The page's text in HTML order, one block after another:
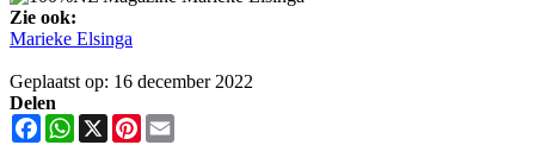
Zie ook:
Marieke Elsinga
Geplaatst op: 16 december 2022
Delen
FacebookWhatsApp
X Pinterest